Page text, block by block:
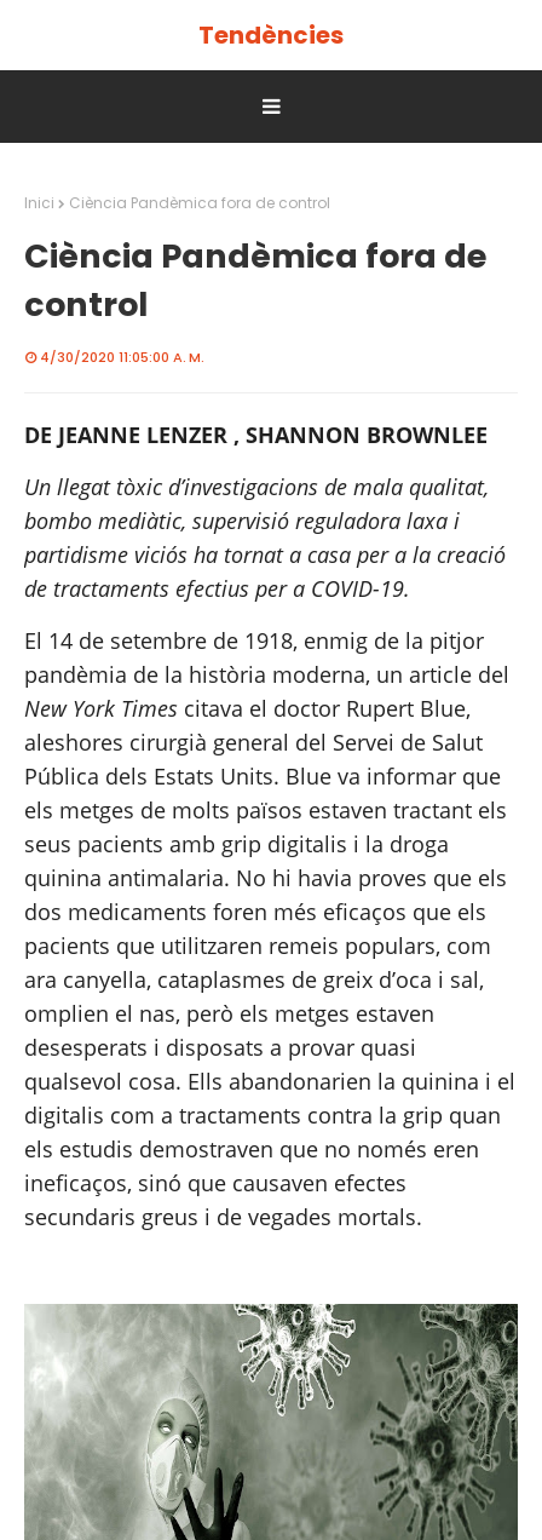
Tendències
Inici Ciència Pandèmica fora de control
Ciència Pandèmica fora de
control
4/30/2020 11:05:00 A. M.
DE JEANNE LENZER , SHANNON BROWNLEE
Un llegat tòxic d’investigacions de mala qualitat,
bombo mediàtic, supervisió reguladora laxa i
partidisme viciós ha tornat a casa per a la creació
de tractaments efectius per a COVID-19.
El 14 de setembre de 1918, enmig de la pitjor
pandèmia de la història moderna, un article
New York Times citava el doctor Rupert Blue,
aleshores cirurgià general del Servei de Salut
Pública dels Estats Units. Blue va informar que
els metges de molts països estaven tractant els
seus pacients amb grip digitalis i la droga
quinina antimalaria. No hi havia proves que els
dos medicaments foren més eficaços que els
pacients que utilitzaren remeis populars, com
ara canyella, cataplasmes de greix d’oca i sal,
omplien el nas, però els metges estaven
desesperats i disposats a provar quasi
qualsevol cosa. Ells abandonarien la quinina i el
digitalis com a tractaments contra la grip quan
els estudis demostraven que no només eren
ineficaços, sinó que causaven efectes
secundaris greus i de vegades mortals.